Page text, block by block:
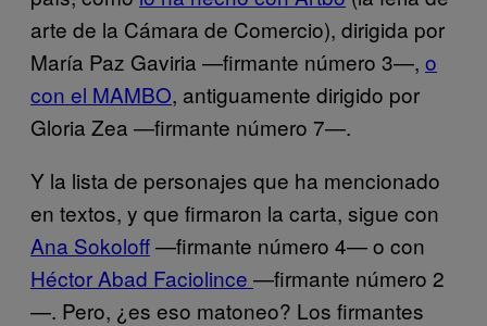
arte de la Cámara de Comercio), dirigida por
María Paz Gaviria —firmante número 3—, o
con el MAMBO, antiguamente dirigido por
Gloria Zea —firmante número 7—.
Y la lista de personajes que ha mencionado
en textos, y que firmaron la carta, sigue con
Ana Sokoloff—firmante número 4— o con
Héctor Abad Faciolince —firmante número 2
—. Pero, ¿es eso matoneo? Los firmantes